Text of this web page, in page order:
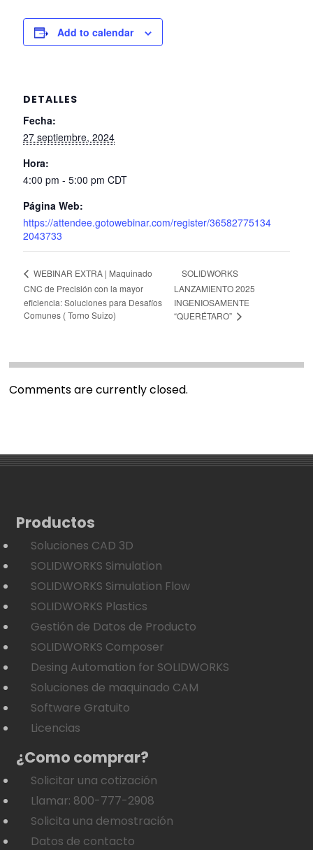
Add to calendar
DETALLES
Fecha:
27 septiembre, 2024
Hora:
4:00 pm - 5:00 pm CDT
Página Web:
https://attendee.gotowebinar.com/register/36582775134
2043733
WEBINAR EXTRA | Maquinado
CNC de Precisión con la mayor
eficiencia: Soluciones para Desafíos
Comunes ( Torno Suizo)
SOLIDWORKS
LANZAMIENTO 2025
INGENIOSAMENTE
“QUERÉTARO”
Comments are currently closed.
Productos
Soluciones CAD 3D
SOLIDWORKS Simulation
SOLIDWORKS Simulation Flow
SOLIDWORKS Plastics
Gestión de Datos de Producto
SOLIDWORKS Composer
Desing Automation for SOLIDWORKS
Soluciones de maquinado CAM
Software Gratuito
Licencias
¿Como comprar?
Solicitar una cotización
Llamar: 800-777-2908
Solicita una demostración
Datos de contacto